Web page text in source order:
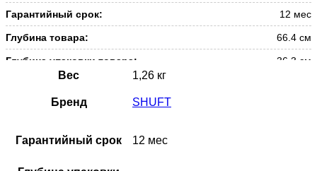
Гарантийный срок: 12 мес
Глубина товара: 66.4 см
Глубина упаковки товара: 36.3 см
Масса товара с упаковкой
Материал корпуса:
Набор крепежных элементов в
Вес 1,26 кг
Бренд SHUFT
Гарантийный срок 12 мес